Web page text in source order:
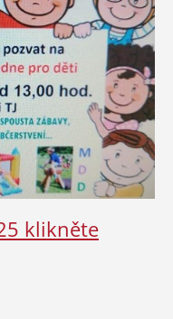
klikněte